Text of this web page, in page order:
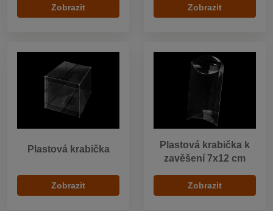
Zobrazit Zobrazit
Plastová krabička
Zobrazit
Plastová krabička k
zavěšení 7x12 cm
Zobrazit